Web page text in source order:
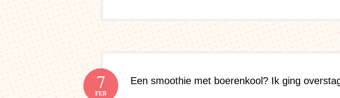
Een smoothie met boerenkool? Ik ging
7
FEB